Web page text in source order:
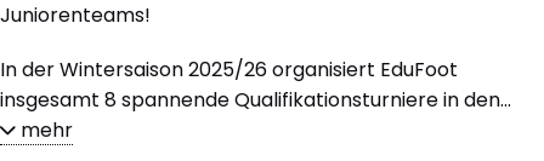
Juniorenteams!
In der Wintersaison 2025/26 organisiert EduFoot
insgesamt 8 spannende Qualifikationsturniere in den...
mehr